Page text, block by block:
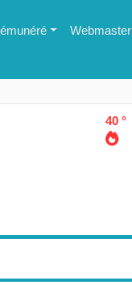
Webmaster
40 °